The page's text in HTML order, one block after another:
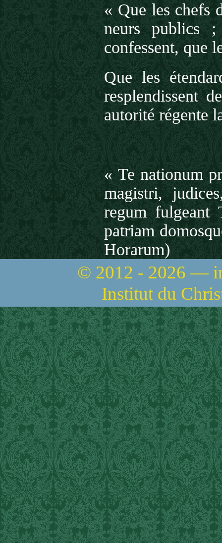
« Que les chefs
neurs publics
confessent, que
Que les
resplendissent
autorité régente
« Te nationum
magistri,
regum ful­geant
patriam
Horarum)
© 2012 - 2026 —
Institut du